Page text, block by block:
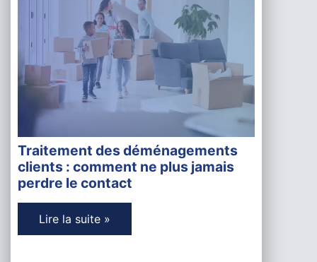
Traitement des déménagements
clients : comment ne plus jamais
perdre le contact
Lire la suite »